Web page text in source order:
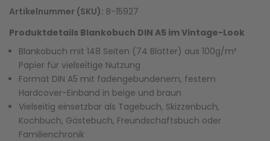
Artikelnummer (SKU): B-15927
Produktdetails Blankobuch DIN A5 im Vintage-Look
Blankobuch mit 148 Seiten (74 Blätter) aus 100g/m²
Papier für vielseitige Nutzung
Format DIN A5 mit fadengebundenem, festem
Hardcover-Einband in beige und braun
Vielseitig einsetzbar als Tagebuch, Skizzenbuch,
Kochbuch, Gästebuch, Freundschaftsbuch oder
Familienchronik